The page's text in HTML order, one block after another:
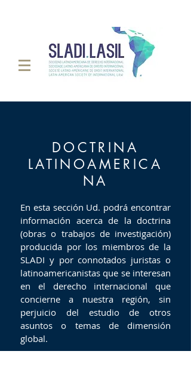
DOCTRINA
LATINOAMERICA
NA
En esta sección Ud. podrá encontrar
información acerca de la doctrina
(obras o trabajos de investigación)
producida por los miembros de la
SLADI y por connotados juristas o
latinoamericanistas que se interesan
en el derecho internacional que
concierne a nuestra región, sin
perjuicio del estudio de otros
asuntos o temas de dimensión
global.